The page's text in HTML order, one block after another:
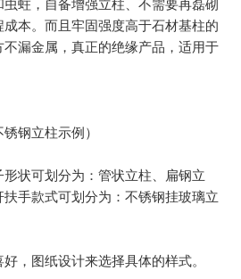
本。而且牢固强度高于石材基柱的
漏金属，真正的绝缘产品，适用于
钢立柱示例）
状可划分为：管状立柱、扁钢立
手款式可划分为：不锈钢挂玻璃立
，图纸设计来选择具体的样式。